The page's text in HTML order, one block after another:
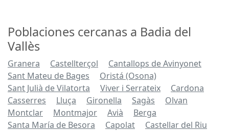
Poblaciones cercanas a Badia del
Vallès
Granera Castellterçol
Cantallops de Avinyonet
Sant Mateu de Bages
Oristá (Osona)
Sant Julià de Vilatorta
Viver i Serrateix
Cardona
Casserres
Lluça Gironella Sagàs
Olvan
Montclar
Montmajor Avià
Berga
Santa María de Besora
Capolat Castellar del Riu